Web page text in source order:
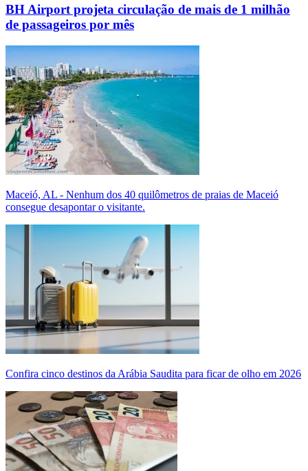
BH Airport projeta circulação de mais de 1 milhão
de passageiros por mês
Maceió, AL - Nenhum dos 40 quilômetros de praias de Maceió
consegue desapontar o visitante.
Confira cinco destinos da Arábia Saudita para ficar de olho em 2026